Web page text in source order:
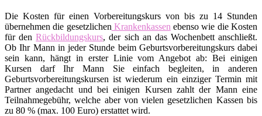
Die Kosten für einen Vorbereitungskurs von bis zu 14 Stunden
übernehmen die gesetzlichen Krankenkassen ebenso wie die Kosten
für denRückbildungskurs, der sich an das Wochenbett anschließt.
Ob Ihr Mann in jeder Stunde beim Geburtsvorbereitungskurs dabei
sein kann, hängt in erster Linie vom Angebot ab: Bei einigen
Kursen darf Ihr Mann Sie einfach begleiten, in anderen
Geburtsvorbereitungskursen ist wiederum ein einziger Termin mit
Partner angedacht und bei einigen Kursen zahlt der Mann eine
Teilnahmegebühr, welche aber von vielen gesetzlichen Kassen bis
zu 80 % (max. 100 Euro) erstattet wird.